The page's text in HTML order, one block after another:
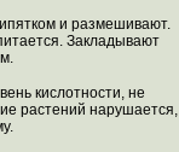
и размешивают.
Закладывают
кислотности, не
растений нарушается,